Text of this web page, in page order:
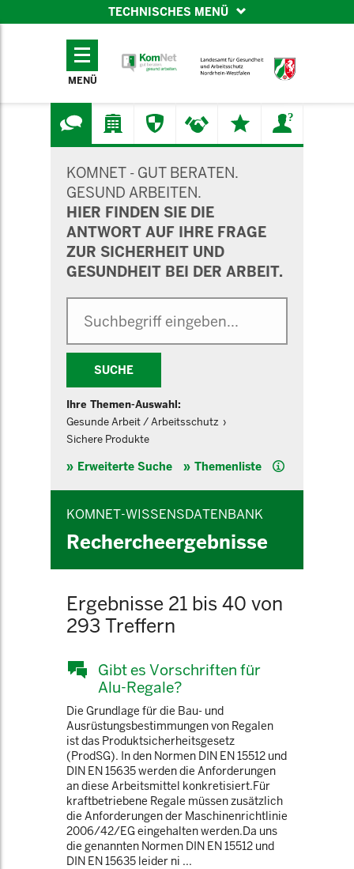
TECHNISCHES MENÜ
TECHNISCHES
MENÜ
KOMNET - GUT BERATEN.
GESUND ARBEITEN.
HIER FINDEN SIE DIE
ANTWORT AUF IHRE FRAGE
ZUR SICHERHEIT UND
GESUNDHEIT BEI DER ARBEIT.
SUCHE
Ihre Themen-Auswahl:
Gesunde Arbeit / Arbeitsschutz
Sichere Produkte
Erweiterte Suche Themenliste Hilfe
KOMNET-WISSENSDATENBANK
Rechercheergebnisse
Ergebnisse 21 bis 40 von
293 Treffern
Gibt es Vorschriften für
Alu-Regale?
Die Grundlage für die Bau- und
Ausrüstungsbestimmungen von Regalen
ist das Produktsicherheitsgesetz
(ProdSG). In den Normen DIN EN 15512 und
DIN EN 15635 werden die Anforderungen
an diese Arbeitsmittel konkretisiert.Für
kraftbetriebene Regale müssen zusätzlich
die Anforderungen der Maschinenrichtlinie
2006/42/EG eingehalten werden.Da uns
die genannten Normen DIN EN 15512 und
DIN EN 15635 leider ni ...